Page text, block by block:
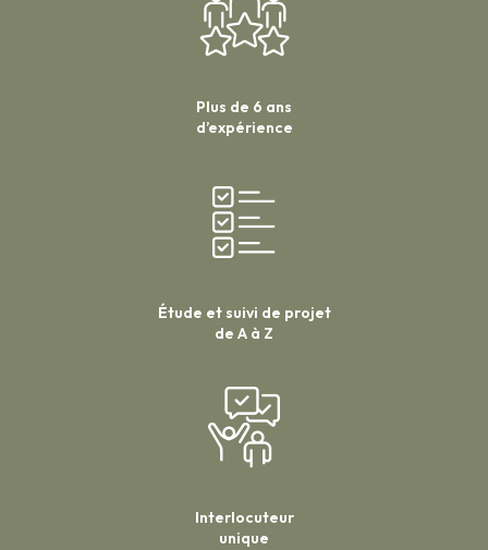
Plus de 6 ans
d’expérience
Étude et suivi de projet
de A à Z
Interlocuteur
unique